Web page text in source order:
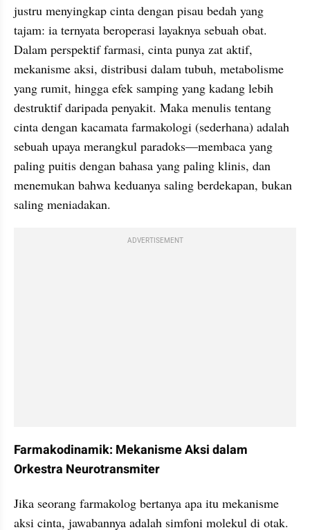
justru menyingkap cinta dengan pisau bedah yang
tajam: ia ternyata beroperasi layaknya sebuah obat.
Dalam perspektif farmasi, cinta punya zat aktif,
mekanisme aksi, distribusi dalam tubuh, metabolisme
yang rumit, hingga efek samping yang kadang lebih
destruktif daripada penyakit. Maka menulis tentang
cinta dengan kacamata farmakologi (sederhana) adalah
sebuah upaya merangkul paradoks—membaca yang
paling puitis dengan bahasa yang paling klinis, dan
menemukan bahwa keduanya saling berdekapan, bukan
saling meniadakan.
ADVERTISEMENT
Farmakodinamik: Mekanisme Aksi dalam
Orkestra Neurotransmiter
Jika seorang farmakolog bertanya apa itu mekanisme
aksi cinta, jawabannya adalah simfoni molekul di otak.